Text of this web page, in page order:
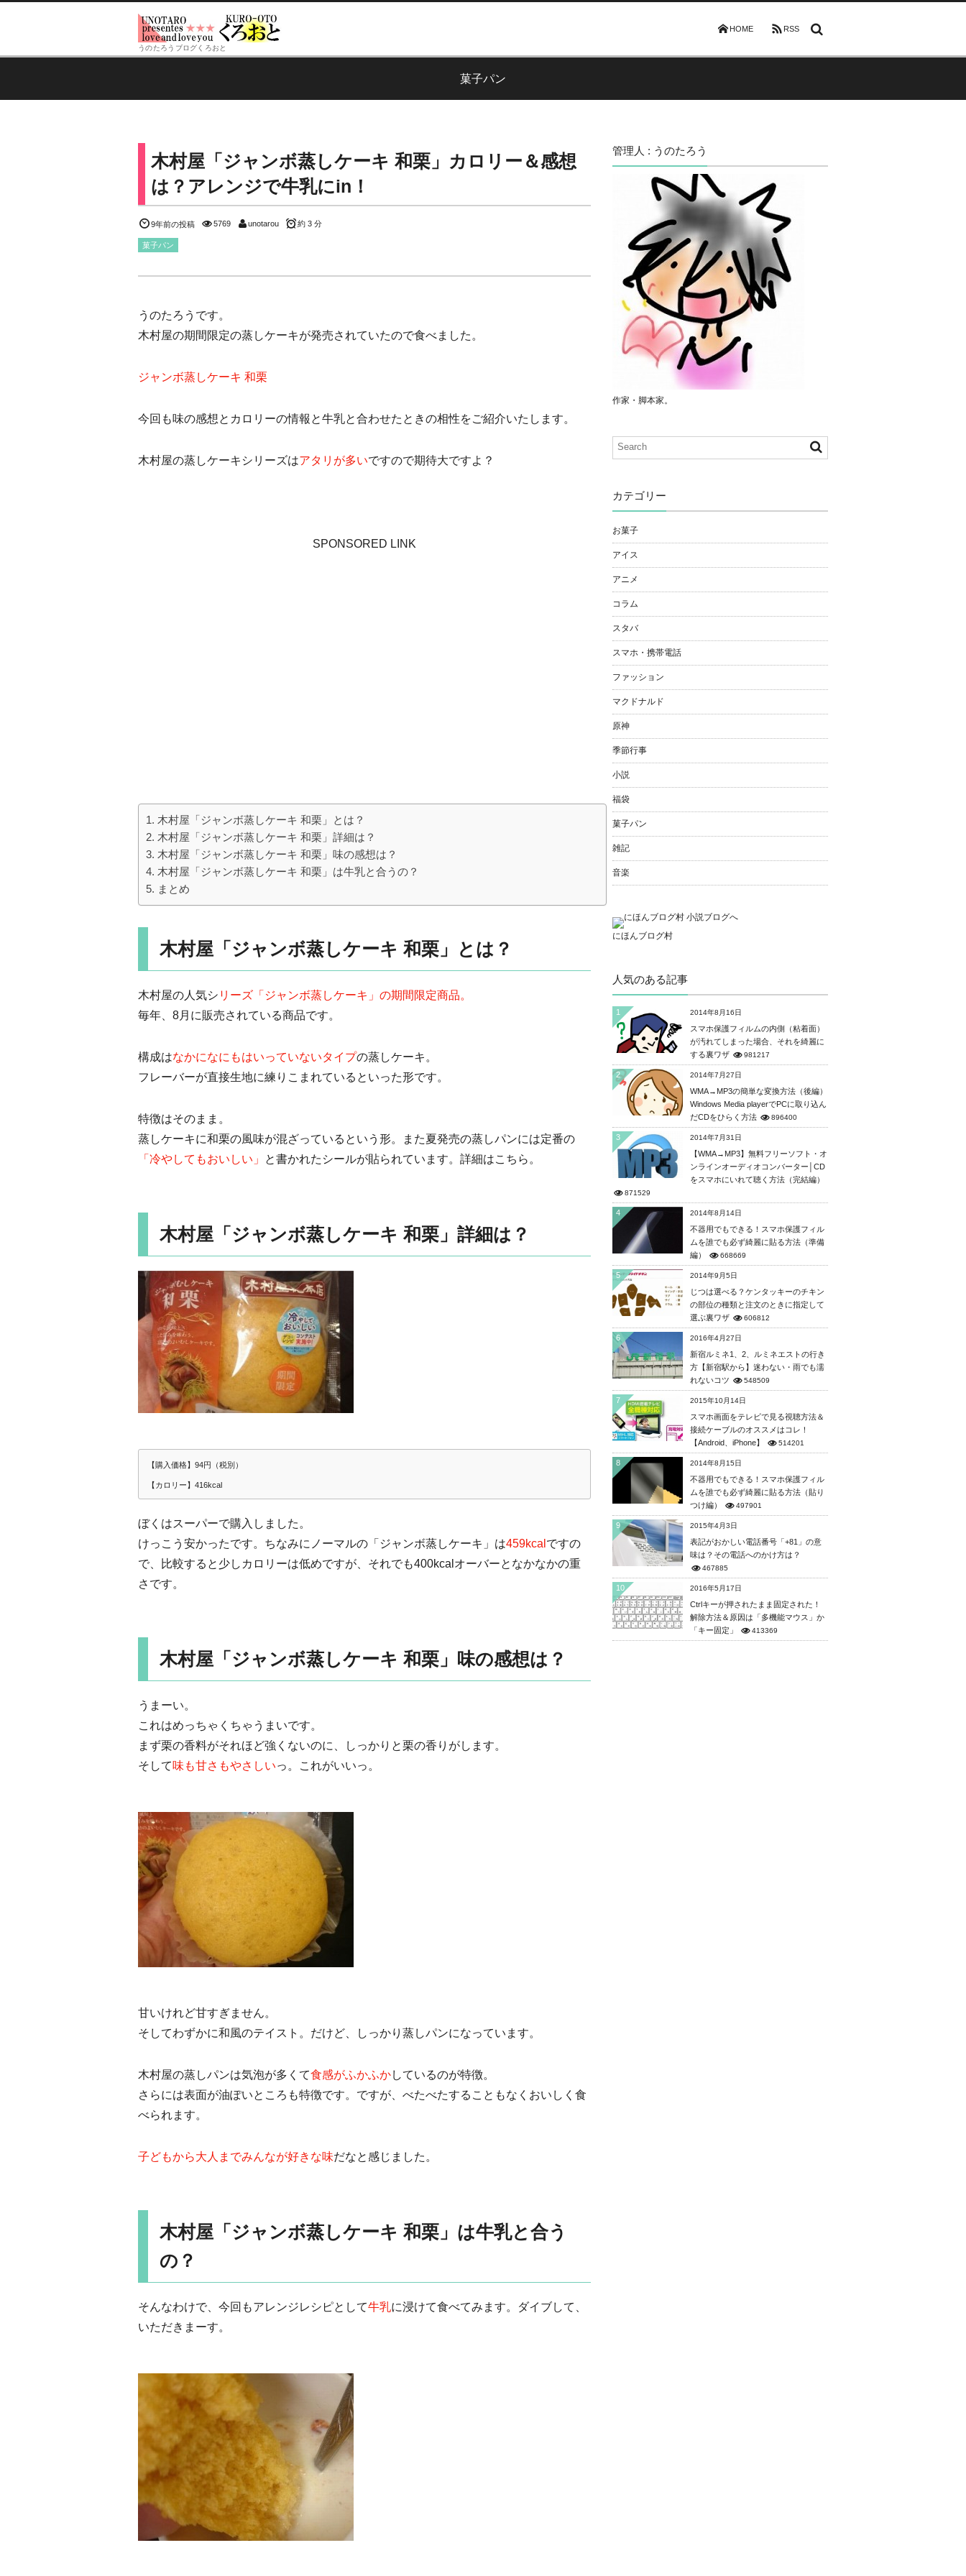
うのたろうブログくろおと
HOME RSS
菓子パン
木村屋「ジャンボ蒸しケーキ 和栗」カロリー＆感想
は？アレンジで牛乳にin！
9年前の投稿 5769 unotarou 約 3 分
菓子パン
うのたろうです。
木村屋の期間限定の蒸しケーキが発売されていたので食べました。
ジャンボ蒸しケーキ 和栗
今回も味の感想とカロリーの情報と牛乳と合わせたときの相性をご紹介いたします。
木村屋の蒸しケーキシリーズはアタリが多いですので期待大ですよ？
SPONSORED LINK
木村屋「ジャンボ蒸しケーキ 和栗」とは？
木村屋「ジャンボ蒸しケーキ 和栗」詳細は？
木村屋「ジャンボ蒸しケーキ 和栗」味の感想は？
木村屋「ジャンボ蒸しケーキ 和栗」は牛乳と合うの？
まとめ
木村屋「ジャンボ蒸しケーキ 和栗」とは？
木村屋の人気シ リーズ「ジャンボ蒸しケーキ」の期間限定商品。
毎年、8月に販売されている商品です。
構成はなかになにもはいっていないタイプの蒸しケーキ。
フレーバーが直接生地に練りこまれているといった形です。
特徴はそのまま。
蒸しケーキに和栗の風味が混ざっているという形。また夏発売の蒸しパンには定番の
「冷やしてもおいしい」
と書かれたシールが貼られています。詳細はこちら。
木村屋「ジャンボ蒸しケーキ 和栗」詳細は？
【購入価格】94円（税別）
【カロリー】416kcal
ぼくはスーパーで購入しました。
けっこう安かったです。ちなみにノーマルの「ジャンボ蒸しケーキ」は459kcal ですの
で、比較すると少しカロリーは低めですが、それでも400kcalオーバーとなかなかの重
さです。
木村屋「ジャンボ蒸しケーキ 和栗」味の感想は？
うまーい。
これはめっちゃくちゃうまいです。
まず栗の香料がそれほど強くないのに、しっかりと栗の香りがします。
そして味も甘さもやさしいっ。これがいいっ。
甘いけれど甘すぎません。
そしてわずかに和風のテイスト。だけど、しっかり蒸しパンになっています。
木村屋の蒸しパンは気泡が多くて食感がふかふかしているのが特徴。
さらには表面が油ぽいところも特徴です。ですが、べたべたすることもなくおいしく食
べられます。
子どもから大人までみんなが好きな味だなと感じました。
木村屋「ジャンボ蒸しケーキ 和栗」は牛乳と合う
の？
そんなわけで、今回もアレンジレシピとして牛乳に浸けて食べてみます。ダイブして、
いただきまーす。
管理人 : うのたろう
作家・脚本家。
カテゴリー
お菓子
アイス
アニメ
コラム
スタバ
スマホ・携帯電話
ファッション
マクドナルド
原神
季節行事
小説
福袋
菓子パン
雑記
音楽
にほんブログ村
人気のある記事
1 2014年8月16日
スマホ保護フィルムの内側（粘着面）
が汚れてしまった場合、それを綺麗に
する裏ワザ
981217
2 2014年7月27日
WMA→MP3の簡単な変換方法（後編）
Windows Media playerでPCに取り込ん
だCDをひらく方法
896400
3 2014年7月31日
【WMA→MP3】無料フリーソフト・オ
ンラインオーディオコンバーター│CD
をスマホにいれて聴く方法（完結編）
871529
4 2014年8月14日
不器用でもできる！スマホ保護フィル
ムを誰でも必ず綺麗に貼る方法（準備
編）
668669
5 2014年9月5日
じつは選べる？ケンタッキーのチキン
の部位の種類と注文のときに指定して
選ぶ裏ワザ
606812
6 2016年4月27日
新宿ルミネ1、2、ルミネエストの行き
方【新宿駅から】迷わない・雨でも濡
れないコツ
548509
7 2015年10月14日
スマホ画面をテレビで見る視聴方法＆
接続ケーブルのオススメはコレ！
【Android、iPhone】
514201
8 2014年8月15日
不器用でもできる！スマホ保護フィル
ムを誰でも必ず綺麗に貼る方法（貼り
つけ編）
497901
9 2015年4月3日
表記がおかしい電話番号「+81」の意
味は？その電話へのかけ方は？
467885
10 2016年5月17日
Ctrlキーが押されたまま固定された！
解除方法＆原因は「多機能マウス」か
「キー固定」
413369